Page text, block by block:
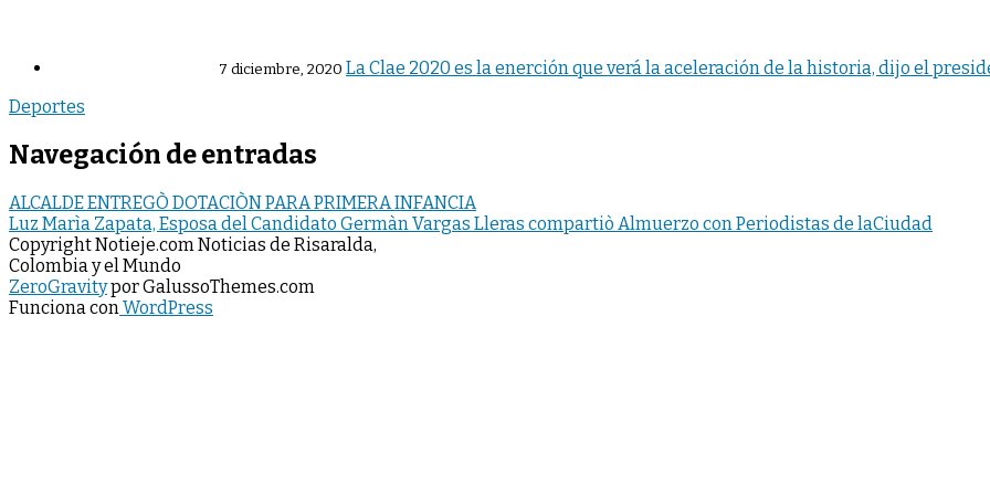
7 diciembre, 2020 La Clae 2020 es la enerción que verá la aceleración de la historia, dijo el
Deportes
Navegación de entradas
ALCALDE ENTREGÒ DOTACIÒN PARA PRIMERA INFANCIA
Luz Marìa Zapata, Esposa del Candidato Germàn Vargas Lleras compartiò Almuerzo con Periodistas de laCiudad
Copyright Notieje.com Noticias de Risaralda,
Colombia y el Mundo
ZeroGravitypor GalussoThemes.com
Funciona conWordPress